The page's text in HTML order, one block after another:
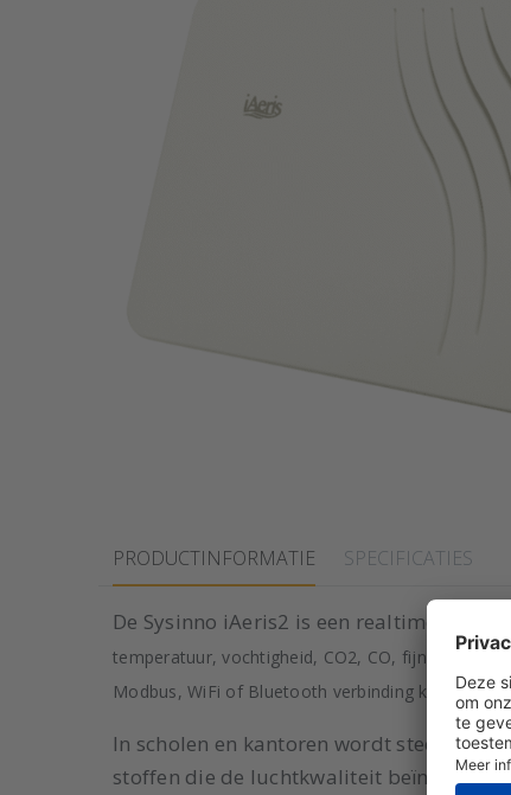
PRODUCTINFORMATIE SPECIFICATIES
De Sysinno iAeris2 is een realtime
temperatuur, vochtigheid, CO2, CO, fijnstof
Modbus, WiFi of Bluetooth verbinding kunnen
In scholen en kantoren wordt steeds
stoffen die de luchtkwaliteit